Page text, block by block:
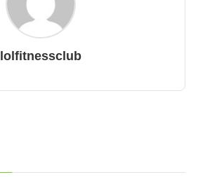
lolfitnessclub